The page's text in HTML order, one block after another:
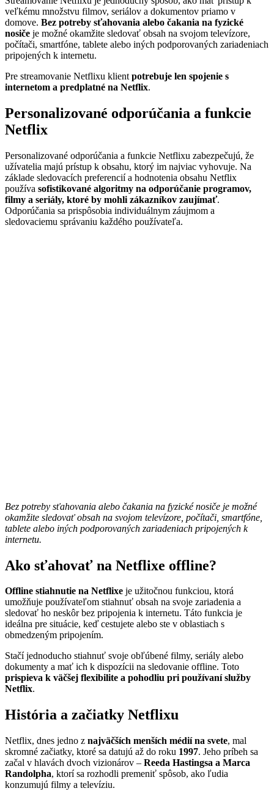
veľkému množstvu filmov, seriálov a dokumentov priamo v
domove. Bez potreby sťahovania alebo čakania na fyzické
nosiče je možné okamžite sledovať obsah na svojom televízore,
počítači, smartfóne, tablete alebo iných podporovaných zariadeniach
pripojených k internetu.
Pre streamovanie Netflixu klient potrebuje len spojenie s
internetom a predplatné na Netflix.
Personalizované odporúčania a funkcie
Netflix
Personalizované odporúčania a funkcie Netflixu zabezpečujú, že
užívatelia majú prístup k obsahu, ktorý im najviac vyhovuje. Na
základe sledovacích preferencií a hodnotenia obsahu Netflix
používa sofistikované algoritmy na odporúčanie programov,
filmy a seriály, ktoré by mohli zákazníkov zaujímať.
Odporúčania sa prispôsobia individuálnym záujmom a
sledovaciemu správaniu každého používateľa.
Bez potreby sťahovania alebo čakania na fyzické nosiče je možné
okamžite sledovať obsah na svojom televízore, počítači, smartfóne,
tablete alebo iných podporovaných zariadeniach pripojených k
internetu.
Ako sťahovať na Netflixe offline?
Offline stiahnutie na Netflixe je užitočnou funkciou, ktorá
umožňuje používateľom stiahnuť obsah na svoje zariadenia a
sledovať ho neskôr bez pripojenia k internetu. Táto funkcia je
ideálna pre situácie, keď cestujete alebo ste v oblastiach s
obmedzeným pripojením.
Stačí jednoducho stiahnuť svoje obľúbené filmy, seriály alebo
dokumenty a mať ich k dispozícii na sledovanie offline. Toto
prispieva k väčšej flexibilite a pohodliu pri používaní služby
Netflix.
História a začiatky Netflixu
Netflix, dnes jedno z najväčších menších médií na svete, mal
skromné začiatky, ktoré sa datujú až do roku 1997. Jeho príbeh sa
začal v hlavách dvoch vizionárov – Reeda Hastingsa a Marca
Randolpha, ktorí sa rozhodli premeniť spôsob, ako ľudia
konzumujú filmy a televíziu.